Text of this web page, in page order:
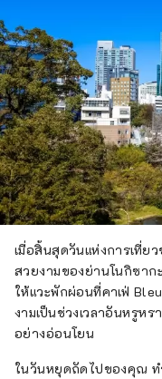
เมื่อสิ้นสุดวันแห่งการเที่ย
สวยงามของย่านโนกิซาก
ให้แวะพักผ่อนที่คาเฟ่
งามเป็นช่วงเวลาอันหรูห
อย่างอ่อนโยน
ในวันหยุดถัดไปของคุณ ท